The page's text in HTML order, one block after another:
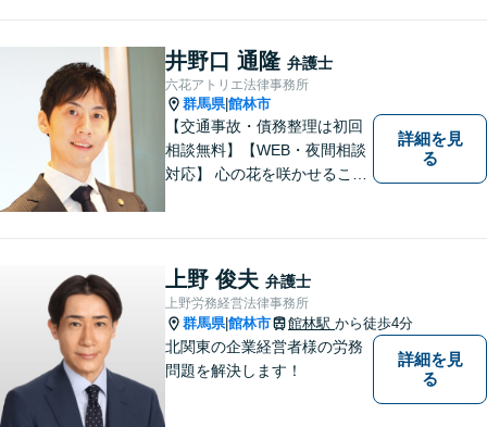
井野口 通隆 弁護士
六花アトリエ法律事務所
群馬県|館林市
【交通事故・債務整理は初回
相談無料】【WEB・夜間相談
対応】 心の花を咲かせること
一会を大事にし、あなたとの
縁を心からお待ちしていま
す。
詳細を見
る
上野 俊夫 弁護士
上野労務経営法律事務所
群馬県|館林市 館林駅 から徒歩4分
北関東の企業経営者様の労務
問題を解決します！
詳細を見
る